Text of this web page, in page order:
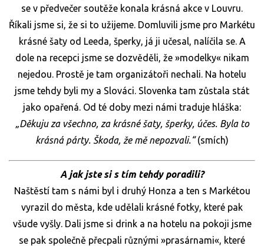
se v předvečer soutěže konala krásná akce v Louvru.
Říkali jsme si, že si to užijeme. Domluvili jsme pro Markétu
krásné šaty od Leeda, šperky, já ji učesal, nalíčila se. A
dole na recepci jsme se dozvěděli, že »modelky« nikam
nejedou. Prostě je tam organizátoři nechali. Na hotelu
jsme tehdy byli my a Slováci. Slovenka tam zůstala stát
jako opařená. Od té doby mezi námi traduje hláška:
„Děkuju za všechno, za krásné šaty, šperky, účes. Byla to
krásná párty. Škoda, že mě nepozvali.“(smích)
A jak jste si s tím tehdy poradili?
Naštěstí tam s námi byl i druhý Honza a ten s Markétou
vyrazil do města, kde udělali krásné fotky, které pak
všude vyšly. Dali jsme si drink a na hotelu na pokoji jsme
se pak společně přecpali různými »prasárnami«, které